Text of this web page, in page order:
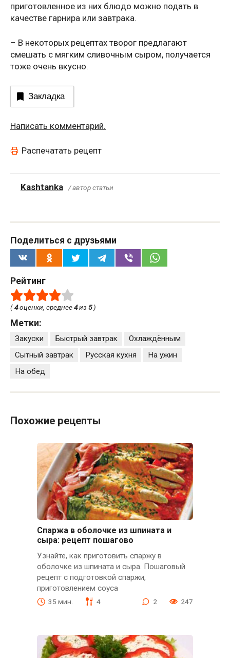
приготовленное из них блюдо можно подать в
качестве гарнира или завтрака.
– В некоторых рецептах творог предлагают
смешать с мягким сливочным сыром, получается
тоже очень вкусно.
Закладка
Написать комментарий.
Распечатать рецепт
Kashtanka / автор статьи
Поделиться с друзьями
Рейтинг
(4оценки, среднее4из 5)
Метки:
Закуски Быстрый завтрак
Охлаждённым
Сытный завтрак
Русская кухня
На ужин
На обед
Похожие рецепты
Спаржа в оболочке из шпината и
сыра: рецепт пошагово
Узнайте, как приготовить спаржу в
оболочке из шпината и сыра. Пошаговый
рецепт с подготовкой спаржи,
приготовлением соуса
35 мин. 4 2 247